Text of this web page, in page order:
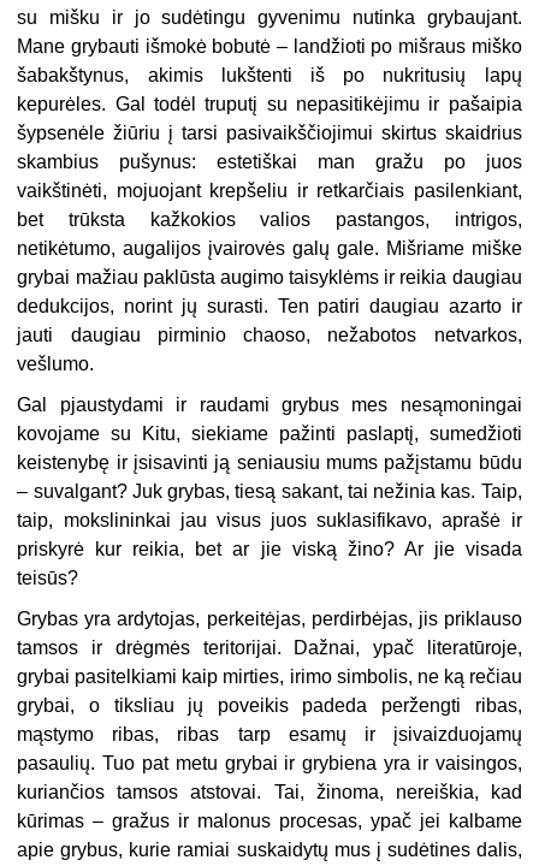
su mišku ir jo sudėtingu gyvenimu nutinka grybaujant.
Mane grybauti išmokė bobutė – landžioti po mišraus miško
šabakštynus, akimis lukštenti iš po nukritusių lapų
kepurėles. Gal todėl truputį su nepasitikėjimu ir pašaipia
šypsenėle žiūriu į tarsi pasivaikščiojimui skirtus skaidrius
skambius pušynus: estetiškai man gražu po juos
vaikštinėti, mojuojant krepšeliu ir retkarčiais pasilenkiant,
bet trūksta kažkokios valios pastangos, intrigos,
netikėtumo, augalijos įvairovės galų gale. Mišriame miške
grybai mažiau paklūsta augimo taisyklėms ir reikia daugiau
dedukcijos, norint jų surasti. Ten patiri daugiau azarto ir
jauti daugiau pirminio chaoso, nežabotos netvarkos,
vešlumo.
Gal pjaustydami ir raudami grybus mes nesąmoningai
kovojame su Kitu, siekiame pažinti paslaptį, sumedžioti
keistenybę ir įsisavinti ją seniausiu mums pažįstamu būdu
– suvalgant? Juk grybas, tiesą sakant, tai nežinia kas. Taip,
taip, mokslininkai jau visus juos suklasifikavo, aprašė ir
priskyrė kur reikia, bet ar jie viską žino? Ar jie visada
teisūs?
Grybas yra ardytojas, perkeitėjas, perdirbėjas, jis priklauso
tamsos ir drėgmės teritorijai. Dažnai, ypač literatūroje,
grybai pasitelkiami kaip mirties, irimo simbolis, ne ką rečiau
grybai, o tiksliau jų poveikis padeda peržengti ribas,
mąstymo ribas, ribas tarp esamų ir įsivaizduojamų
pasaulių. Tuo pat metu grybai ir grybiena yra ir vaisingos,
kuriančios tamsos atstovai. Tai, žinoma, nereiškia, kad
kūrimas – gražus ir malonus procesas, ypač jei kalbame
apie grybus, kurie ramiai suskaidytų mus į sudėtines dalis,